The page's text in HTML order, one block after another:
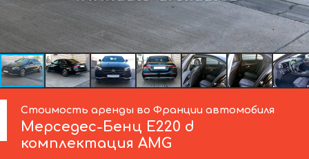
Стоимость аренды во Франции автомобиля
Мерседес-Бенц E220 d
комплектация AMG